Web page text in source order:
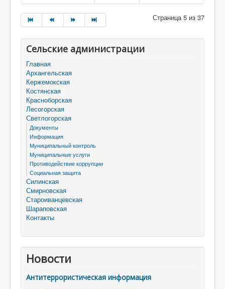
Страница 5 из 37
Сельские администрации
Главная
Архангельская
Кержемокская
Костянская
Красноборская
Лесогорская
Светлогорская
Документы
Информация
Муниципальный контроль
Муниципальные услуги
Противодействие коррупции
Социальная защита
Силинская
Смирновская
Староиванцевская
Шараповская
Контакты
Новости
Антитеррористическая информация